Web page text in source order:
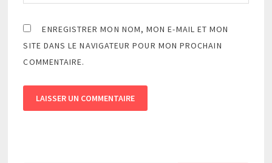
ENREGISTRER MON NOM, MON E-MAIL ET MON
SITE DANS LE NAVIGATEUR POUR MON PROCHAIN
COMMENTAIRE.